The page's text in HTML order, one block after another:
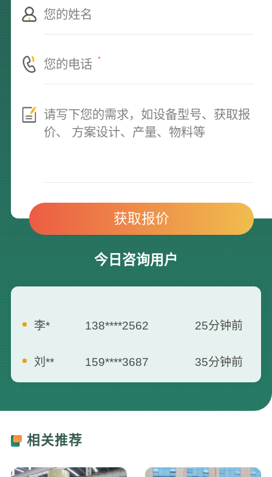
*
今日咨询用户
相关推荐